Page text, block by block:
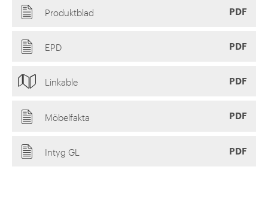
Produktblad PDF
EPD PDF
Linkable PDF
Möbelfakta PDF
Intyg GL PDF